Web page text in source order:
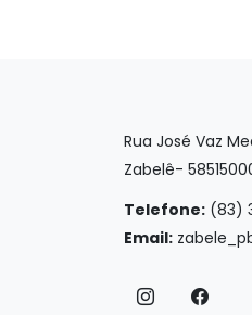
Rua José Vaz
Zabelê-
Telefone: (83)
Email: